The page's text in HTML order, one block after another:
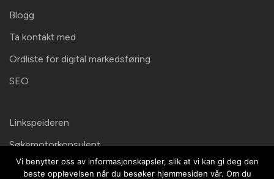
Blogg
Ta kontakt med
Ordliste for digital markedsføring
SEO
Linkspeideren
Søkemotorkonsulent
Vi benytter oss av informasjonskapsler, slik at vi kan gi deg den
beste opplevelsen når du besøker hjemmesiden vår. Om du